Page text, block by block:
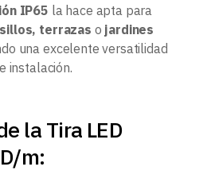
IP65 la hace apta para
terrazas o jardines
una excelente versatilidad
instalación.
la Tira LED
m: